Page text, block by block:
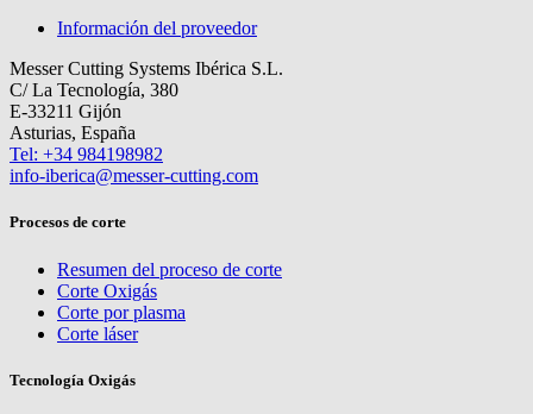
Información del proveedor
Messer Cutting Systems Ibérica S.L.
C/ La Tecnología, 380
E-33211 Gijón
Asturias, España
Tel: +34 984198982
info-iberica@messer-cutting.com
Procesos de corte
Resumen del proceso de corte
Corte Oxigás
Corte por plasma
Corte láser
Tecnología Oxigás